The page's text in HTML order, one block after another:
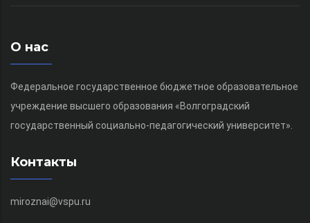
О нас
Федеральное государственное бюджетное образовательное
учреждение высшего образования «Волгоградский
государственный социально-педагогический университет».
Контакты
miroznai@vspu.ru